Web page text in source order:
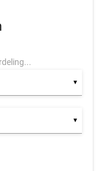
▼
▼